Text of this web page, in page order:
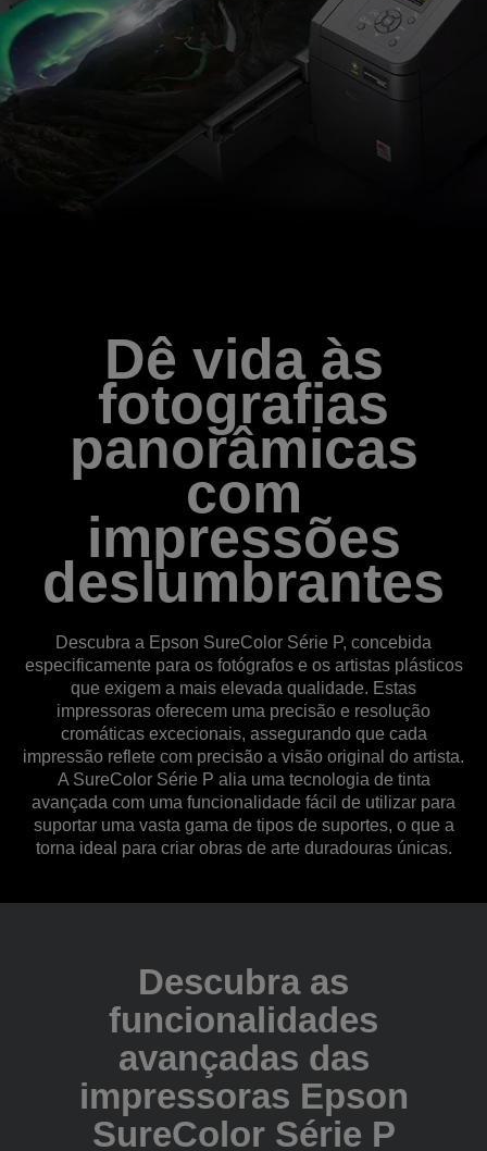
Dê vida às
fotografias
panorâmicas
com
impressões
deslumbrantes
Descubra a Epson SureColor Série P, concebida
especificamente para os fotógrafos e os artistas plásticos
que exigem a mais elevada qualidade. Estas
impressoras oferecem uma precisão e resolução
cromáticas excecionais, assegurando que cada
impressão reflete com precisão a visão original do artista.
A SureColor Série P alia uma tecnologia de tinta
avançada com uma funcionalidade fácil de utilizar para
suportar uma vasta gama de tipos de suportes, o que a
torna ideal para criar obras de arte duradouras únicas.
Descubra as
funcionalidades
avançadas das
impressoras Epson
SureColor Série P